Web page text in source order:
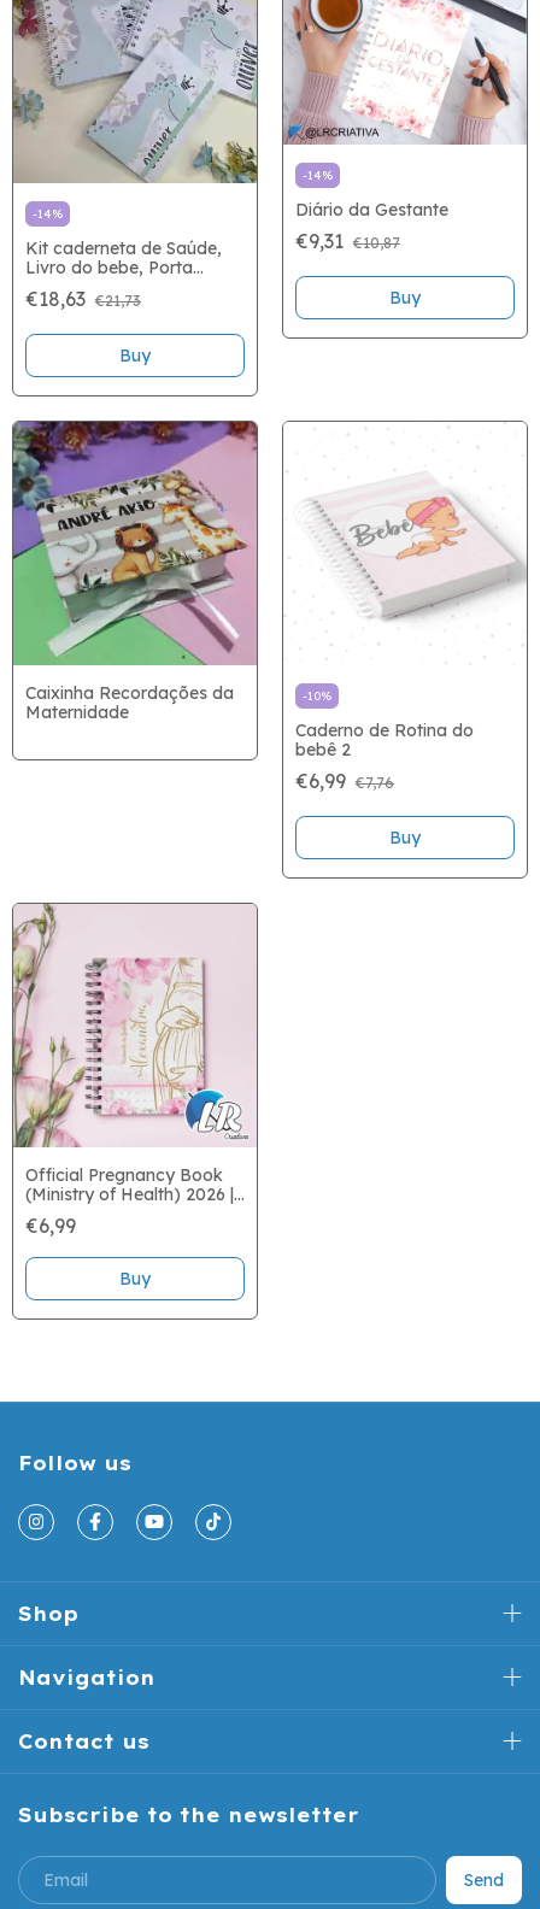
-14%
Kit caderneta de Saúde,
Livro do bebe, Porta
SUS
€18,63 €21,73
Buy
-14%
Diário da Gestante
€9,31 €10,87
Caixinha Recordações da
Maternidade
-10%
Caderno de Rotina do
bebê 2
€6,99 €7,76
Official Pregnancy Book
(Ministry of Health) 2026 |
€6,99
Buy
Follow us
Shop
Navigation
Contact us
Subscribe to the newsletter